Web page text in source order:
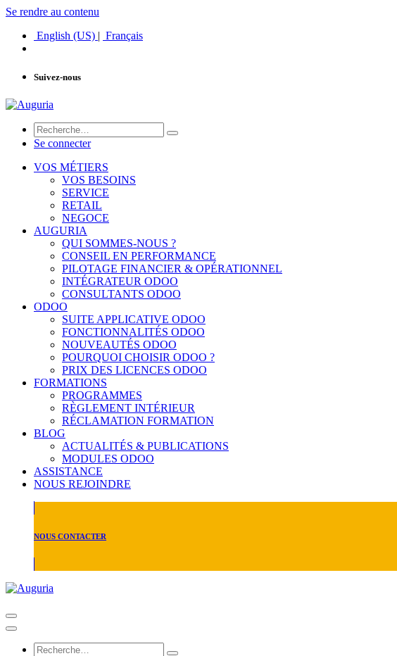
Se rendre au contenu
English (US) | Français
Suivez-nous
Se connecter
VOS MÉTIERS
VOS BESOINS
SERVICE
RETAIL
NEGOCE
AUGURIA
QUI SOMMES-NOUS ?
CONSEIL EN PERFORMANCE
PILOTAGE FINANCIER & OPÉRATIONNEL
INTÉGRATEUR ODOO
CONSULTANTS ODOO
ODOO
SUITE APPLICATIVE ODOO
FONCTIONNALITÉS ODOO
NOUVEAUTÉS ODOO
POURQUOI CHOISIR ODOO ?
PRIX DES LICENCES ODOO
FORMATIONS
PROGRAMMES
RÈGLEMENT INTÉRIEUR
RÉCLAMATION FORMATION
BLOG
ACTUALITÉS & PUBLICATIONS
MODULES ODOO
ASSISTANCE
NOUS REJOINDRE
NOUS CONTACTER